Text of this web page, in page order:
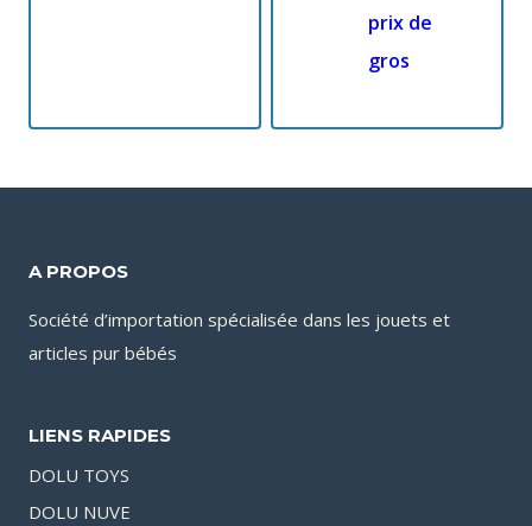
prix de
gros
A PROPOS
Société d’importation spécialisée dans les jouets et
articles pur bébés
LIENS RAPIDES
DOLU TOYS
DOLU NUVE